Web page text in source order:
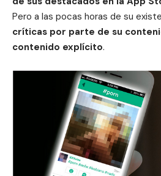
Pero a las pocas horas de su
críticas por parte de su
contenido explícito.